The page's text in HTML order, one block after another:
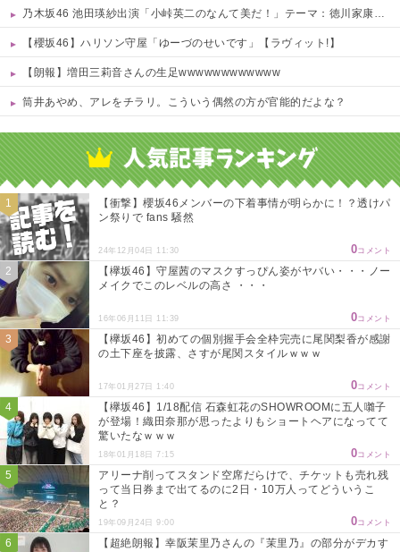
乃木坂46 池田瑛紗出演「小峠英二のなんて美だ！」テーマ：徳川家康【2025.8.5 24:00〜 TOKYO MX】
【櫻坂46】ハリソン守屋「ゆーづのせいです」【ラヴィット!】
【朗報】増田三莉音さんの生足wwwwwwwwwwww
筒井あやめ、アレをチラリ。こういう偶然の方が官能的だよな？
【衝撃】櫻坂46メンバーの下着事情が明らかに！？透けパ
ン祭りで fans 騒然
24年12月04日 11:30 0コメント
【欅坂46】守屋茜のマスクすっぴん姿がヤバい・・・ノー
メイクでこのレベルの高さ ・・・
16年06月11日 11:39 0コメント
【欅坂46】初めての個別握手会全枠完売に尾関梨香が感謝
の土下座を披露、さすが尾関スタイルｗｗｗ
17年01月27日 1:40 0コメント
【欅坂46】1/18配信 石森虹花のSHOWROOMに五人囃子
が登場！織田奈那が思ったよりもショートヘアになってて
驚いたなｗｗｗ
18年01月18日 7:15 0コメント
アリーナ削ってスタンド空席だらけで、チケットも売れ残
って当日券まで出てるのに2日・10万人ってどういうこ
と？
19年09月24日 9:00 0コメント
【超絶朗報】幸阪茉里乃さんの『茉里乃』の部分がデカす